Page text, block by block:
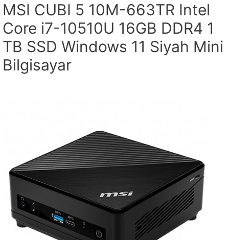
MSI CUBI 5 10M-663TR Intel
Core i7-10510U 16GB DDR4 1
TB SSD Windows 11 Siyah Mini
Bilgisayar